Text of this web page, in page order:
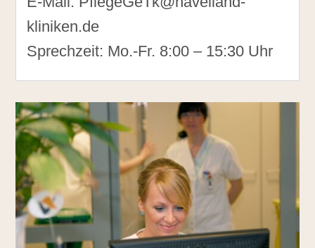
kliniken.de
Sprechzeit: Mo.-Fr. 8:00 – 15:30 Uhr